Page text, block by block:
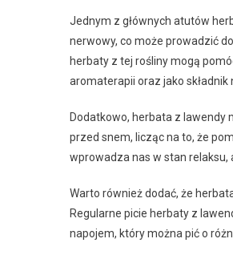
Jednym z głównych atutów
nerwowy, co może prowadzić
herbaty z tej rośliny mogą
aromaterapii oraz jako
Dodatkowo, herbata z lawendy
przed snem, licząc na to, że
wprowadza nas w stan relaksu,
Warto również dodać, że
Regularne picie herbaty z
napojem, który można pić o